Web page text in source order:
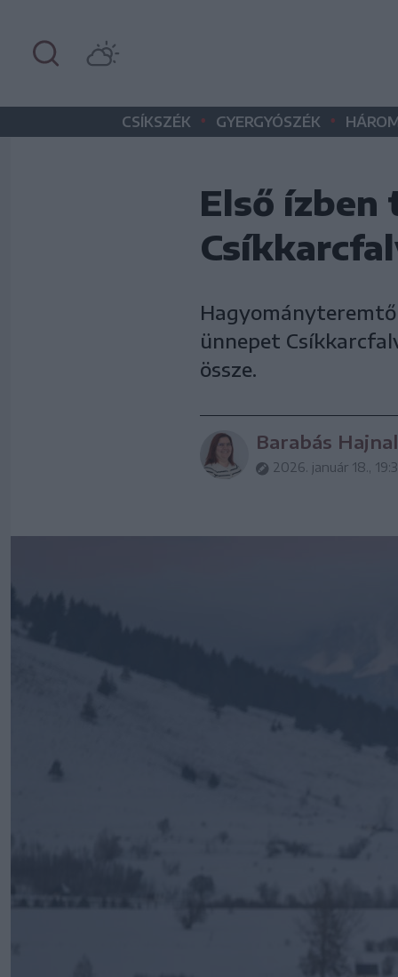
CSÍKSZÉK • GYERGYÓSZÉK •
Első
ünnepet
össze.
Barabás Hajnal
2026. január 18.,